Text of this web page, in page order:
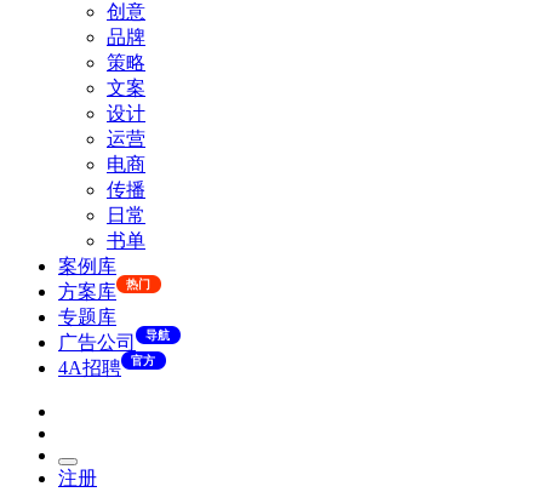
创意
品牌
策略
文案
设计
运营
电商
传播
日常
书单
案例库
方案库
热门
专题库
广告公司
导航
4A招聘 官方
注册